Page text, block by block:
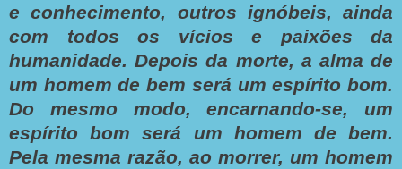
e conhecimento, outros ignóbeis, ainda
com todos os vícios e paixões da
humanidade. Depois da morte, a alma de
um homem de bem será um espírito bom.
Do mesmo modo, encarnando-se, um
espírito bom será um homem de bem.
Pela mesma razão, ao morrer, um homem